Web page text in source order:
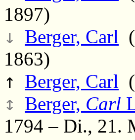
1897)
↓ Berger, Carl
1863)
↑ Berger, Carl
↕ Berger, Carl
1794 – Di., 21.